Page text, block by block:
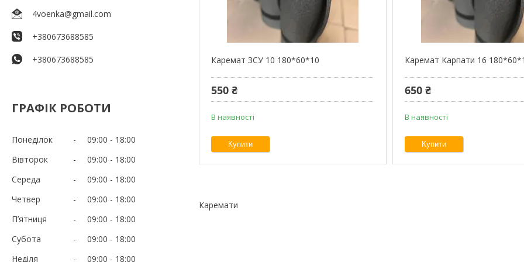
4voenka@gmail.com
+380673688585
+380673688585
ГРАФІК РОБОТИ
Понеділок 09:00
18:00
Вівторок
09:00
18:00
Середа
09:00
18:00
Четвер
09:00
18:00
Пʼятниця
09:00
18:00
Субота
09:00
18:00
Неділя
09:00 18:00
Каремат ЗСУ 10 180*60*10
550 ₴
В наявності
Купити
Каремат Карпати 16
650 ₴
В наявності
Купити
Каремати